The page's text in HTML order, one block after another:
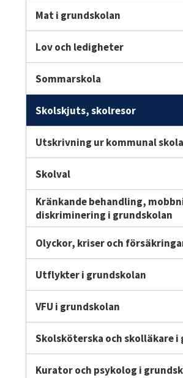
Mat i grundskolan
Lov och ledigheter
Sommarskola
Skolskjuts, skolresor
Utskrivning ur kommunal skola
Skolval
Kränkande behandling,
diskriminering i grundskolan
Olyckor, kriser och
Utflykter i grundskolan
VFU i grundskolan
Skolsköterska och skolläkare i
Kurator och psykolog i